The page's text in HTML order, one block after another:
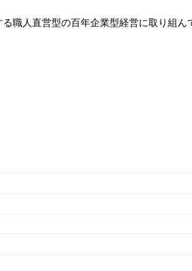
職人直営型の百年企業型経営に取り組ん